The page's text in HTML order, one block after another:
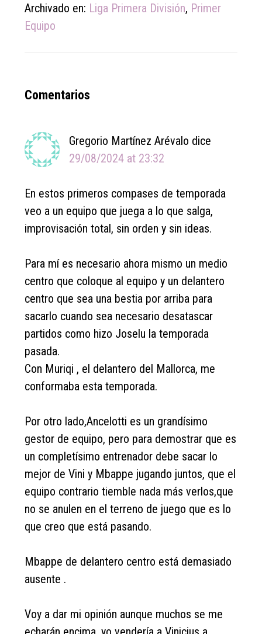
Archivado en: Liga Primera División, Primer
Equipo
Reader
Comentarios
Gregorio Martínez Arévalo dice
29/08/2024 at 23:32
En estos primeros compases de temporada
veo a un equipo que juega a lo que salga,
improvisación total, sin orden y sin ideas.
Para mí es necesario ahora mismo un medio
centro que coloque al equipo y un delantero
centro que sea una bestia por arriba para
sacarlo cuando sea necesario desatascar
partidos como hizo Joselu la temporada
pasada.
Con Muriqi , el delantero del Mallorca, me
conformaba esta temporada.
Por otro lado,Ancelotti es un grandísimo
gestor de equipo, pero para demostrar que es
un completísimo entrenador debe sacar lo
mejor de Vini y Mbappe jugando juntos, que el
equipo contrario tiemble nada más verlos,que
no se anulen en el terreno de juego que es lo
que creo que está pasando.
Mbappe de delantero centro está demasiado
ausente .
Voy a dar mi opinión aunque muchos se me